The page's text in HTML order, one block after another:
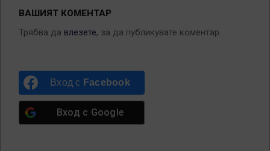
ВАШИЯТ КОМЕНТАР
Трябва да влезете, за да публикувате коментар.
Вход с Facebook
Вход с Google